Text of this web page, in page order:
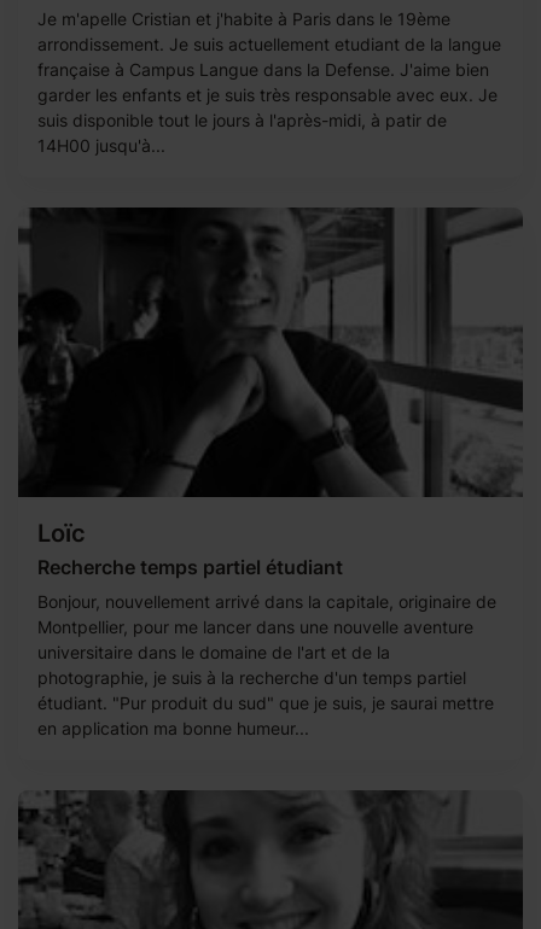
Je m'apelle Cristian et j'habite à Paris dans le 19ème
arrondissement. Je suis actuellement etudiant de la langue
française à Campus Langue dans la Defense. J'aime bien
garder les enfants et je suis très responsable avec eux. Je
suis disponible tout le jours à l'après-midi, à patir de
14H00 jusqu'à...
Loïc
Recherche temps partiel étudiant
Bonjour, nouvellement arrivé dans la capitale, originaire de
Montpellier, pour me lancer dans une nouvelle aventure
universitaire dans le domaine de l'art et de la
photographie, je suis à la recherche d'un temps partiel
étudiant. "Pur produit du sud" que je suis, je saurai mettre
en application ma bonne humeur...